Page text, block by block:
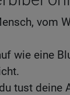
vom
wie eine
tust deine